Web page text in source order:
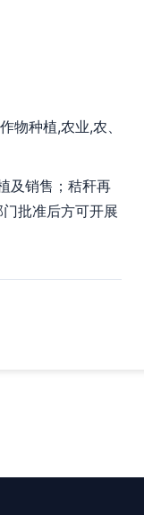
物种植,农业,农、
及销售；秸秆再
批准后方可开展